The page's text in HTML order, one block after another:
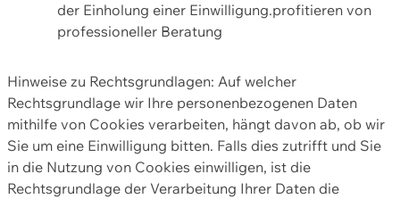
der Einholung einer Einwilligung.profitieren von
professioneller Beratung
Hinweise zu Rechtsgrundlagen: Auf welcher
Rechtsgrundlage wir Ihre personenbezogenen Daten
mithilfe von Cookies verarbeiten, hängt davon ab, ob wir
Sie um eine Einwilligung bitten. Falls dies zutrifft und Sie
in die Nutzung von Cookies einwilligen, ist die
Rechtsgrundlage der Verarbeitung Ihrer Daten die